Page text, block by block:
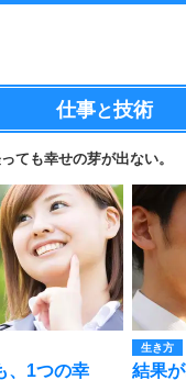
仕事と技術
ても幸せの芽が出ない。
、1つの幸
生き方
結果